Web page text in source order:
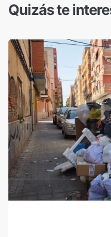
Quizás te